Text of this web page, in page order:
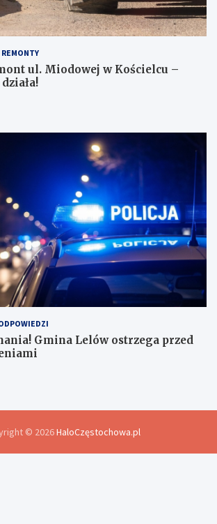
REMONTY
ul. Miodowej w Kościelcu –
Gmina Lelów ostrzega przed
© 2026HaloCzęstochowa.pl